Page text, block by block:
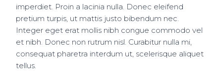
imperdiet. Proin a lacinia nulla. Donec eleifend
pretium turpis, ut mattis justo bibendum nec.
Integer eget erat mollis nibh congue commodo vel
et nibh. Donec non rutrum nisl. Curabitur nulla mi,
consequat pharetra interdum ut, scelerisque aliquet
tellus.